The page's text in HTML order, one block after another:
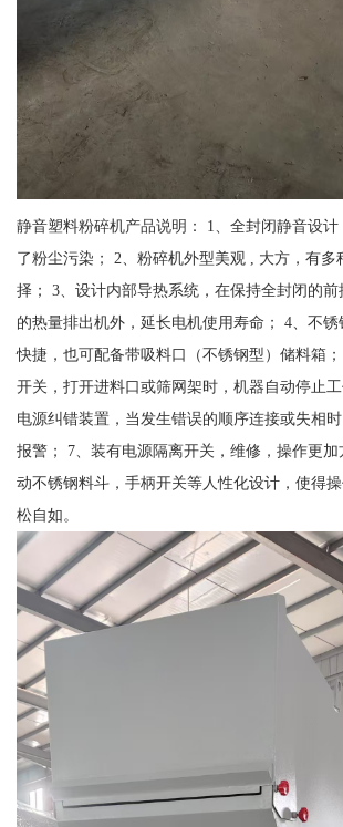
静音塑料粉碎机产品说明： 1、全封闭静音设
了粉尘污染； 2、粉碎机外型美观 , 大方，有多
择； 3、设计内部导热系统，在保持全封闭的
的热量排出机外，延长电机使用寿命； 4、不锈
快捷，也可配备带吸料口（不锈钢型）储料箱
开关，打开进料口或筛网架时，机器自动停止
电源纠错装置，当发生错误的顺序连接或失相
报警； 7、装有电源隔离开关，维修，操作更
动不锈钢料斗，手柄开关等人性化设计，使得
松自如。